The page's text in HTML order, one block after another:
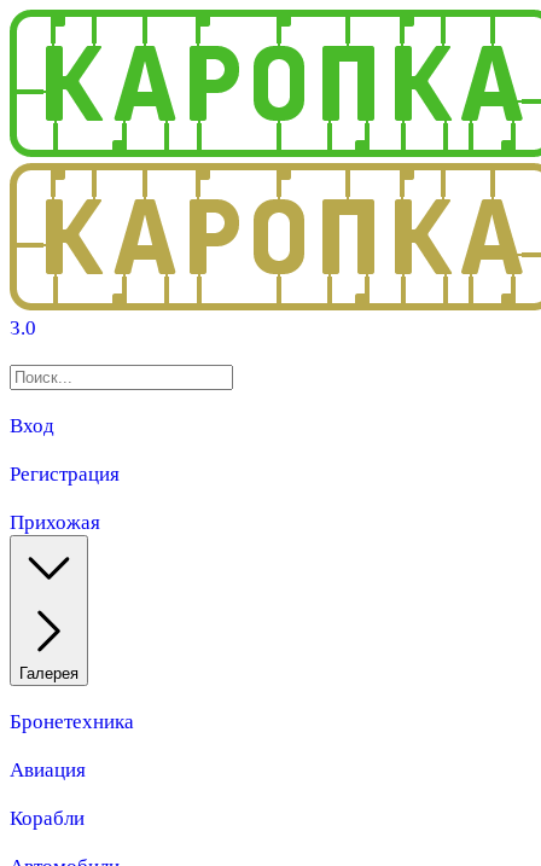
3.0
Вход
Регистрация
Прихожая
Галерея
Бронетехника
Авиация
Корабли